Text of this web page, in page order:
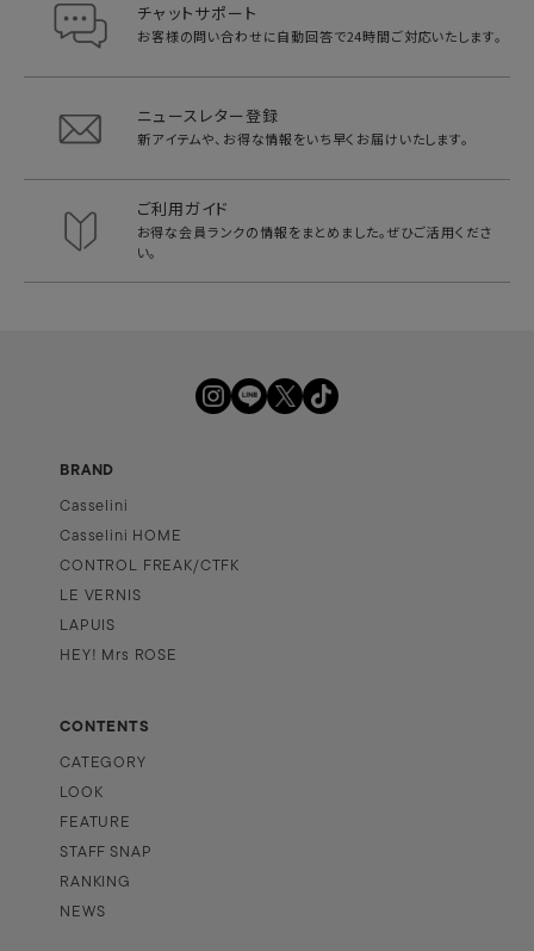
チャットサポート
お客様の問い合わせに自動回答で24時間ご対応いたします。
ニュースレター登録
新アイテムや、お得な情報をいち早く お届けいたします。
ご利用ガイド
お得な会員ランクの情報をまとめました。ぜひご活用くださ
い。
BRAND
Casselini
Casselini HOME
CONTROL FREAK/CTFK
LE VERNIS
LAPUIS
HEY! Mrs ROSE
CONTENTS
CATEGORY
LOOK
FEATURE
STAFF SNAP
RANKING
NEWS